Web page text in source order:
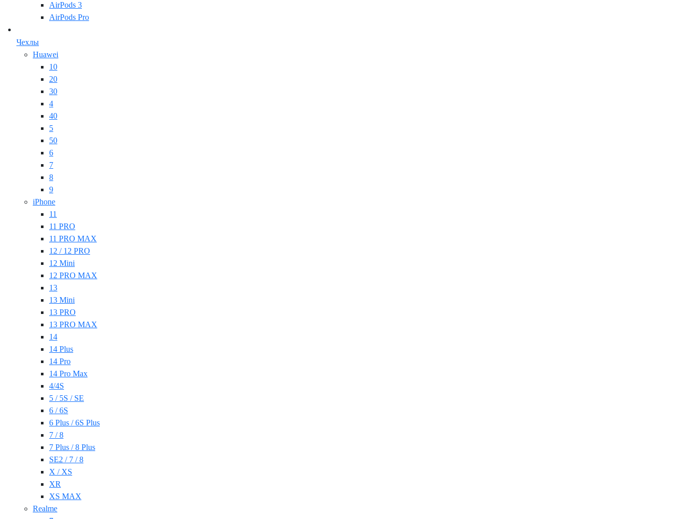
AirPods 3
AirPods Pro
Чехлы
Huawei
10
20
30
4
40
5
50
6
7
8
9
iPhone
11
11 PRO
11 PRO MAX
12 / 12 PRO
12 Mini
12 PRO MAX
13
13 Mini
13 PRO
13 PRO MAX
14
14 Plus
14 Pro
14 Pro Max
4/4S
5 / 5S / SE
6 / 6S
6 Plus / 6S Plus
7 / 8
7 Plus / 8 Plus
SE2 / 7 / 8
X / XS
XR
XS MAX
Realme